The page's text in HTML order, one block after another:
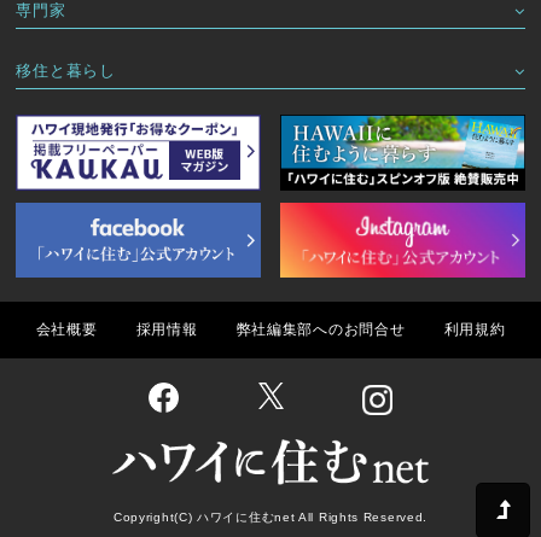
専門家
移住と暮らし
会社概要 採用情報 弊社編集部へのお問合せ 利用規約
Copyright(C) ハワイに住むnet All Rights Reserved.